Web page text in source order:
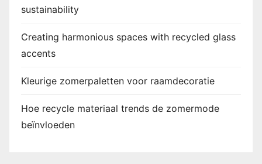
sustainability
Creating harmonious spaces with recycled glass
accents
Kleurige zomerpaletten voor raamdecoratie
Hoe recycle materiaal trends de zomermode
beïnvloeden